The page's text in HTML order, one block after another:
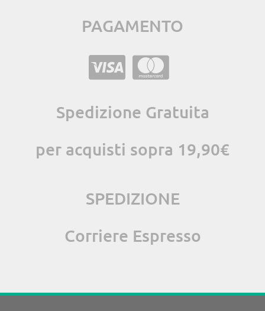
PAGAMENTO
Spedizione Gratuita
per acquisti sopra 19,90€
SPEDIZIONE
Corriere Espresso